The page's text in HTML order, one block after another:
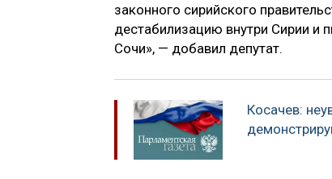
законного сирийского
дестабилизацию внутри Сирии и
Сочи», — добавил депутат.
Косачев: